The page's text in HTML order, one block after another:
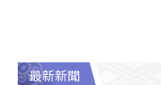
最新新聞